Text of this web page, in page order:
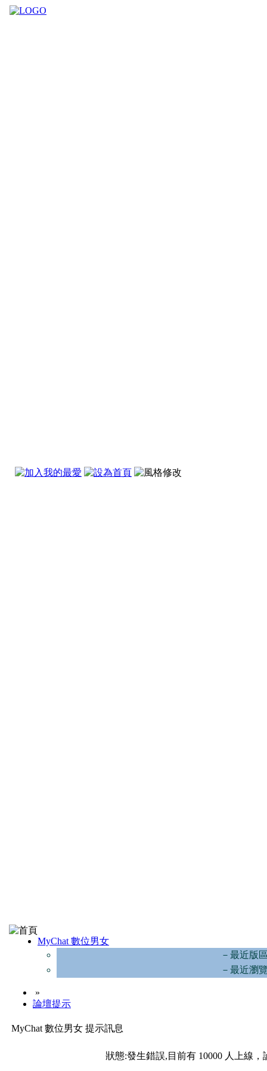
MyChat 數位男女
－最近版
－最近瀏
»
論壇提示
MyChat 數位男女 提示訊息
狀態:發生錯誤,目前有 10000 人上線